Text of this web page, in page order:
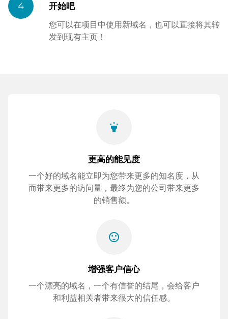
4 开始吧
您可以在项目中使用新域名，也可以直接将其转
发到现有主页！
highlight
更高的能见度
一个好的域名能立即为您带来更多的知名度，从
而带来更多的访问量，最终为您的公司带来更多
的销售额。
sentiment_satisfied
增强客户信心
一个漂亮的域名，一个有信誉的结尾，会给客户
和利益相关者带来很大的信任感。